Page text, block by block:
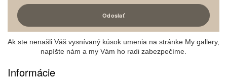
Ak ste nenašli Váš vysnívaný kúsok umenia na stránke My gallery,
napíšte nám a my Vám ho radi zabezpečíme.
Informácie